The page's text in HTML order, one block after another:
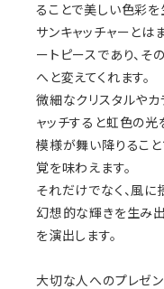
ることで美しい色彩を
サンキャッチャーと
ートピースであり、
へと変えてくれます。
微細なクリスタルや
ャッチすると虹色の
模様が舞い降りるこ
覚を味わえます。
それだけでなく、風に
幻想的な輝きを生み
を演出します。
大切な人へのプレゼン